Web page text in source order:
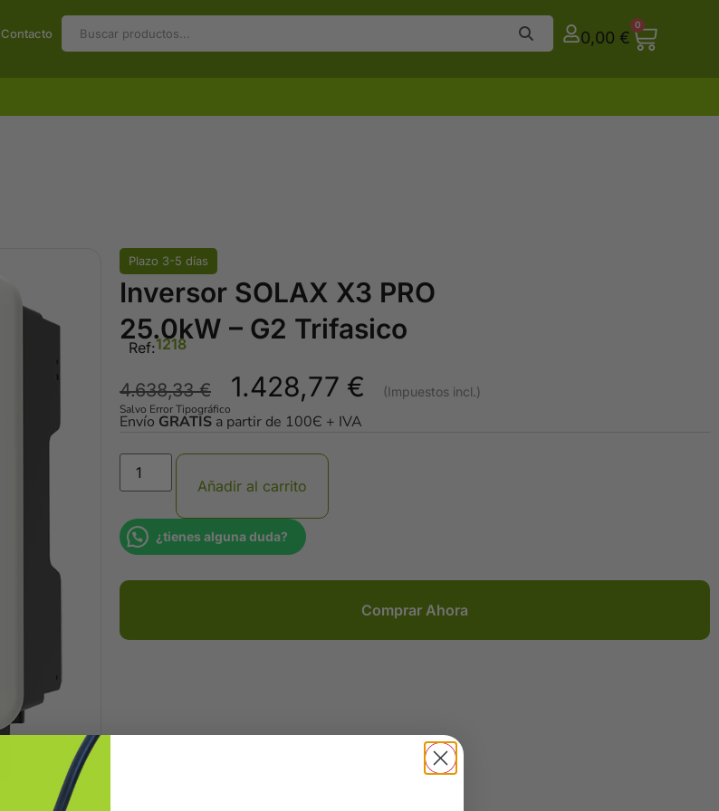
Contacto 0,00 €
0
Plazo 3-5 días
Inversor SOLAX X3 PRO
25.0kW – G2 Trifasico
Ref:1218
4.638,33€ 1.428,77 €
Salvo Error Tipográfico
Envío GRATIS a partir de 100Є + IVA
Añadir al carrito
¿tienes alguna duda?
Comprar Ahora